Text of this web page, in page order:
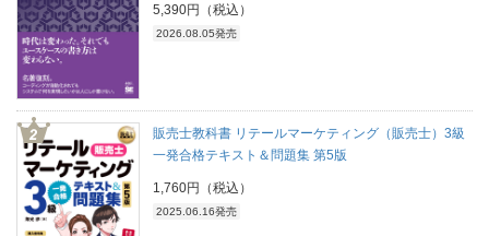
5,390円（税込）
2026.08.05発売
販売士教科書 リテールマーケティング（販売士）3級
一発合格テキスト＆問題集 第5版
1,760円（税込）
2025.06.16発売